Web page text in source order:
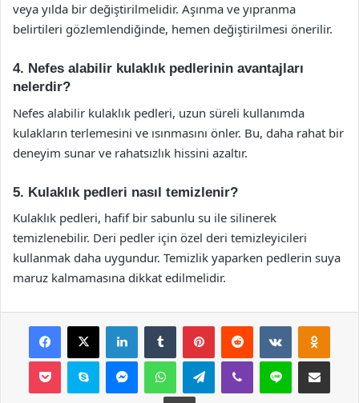
veya yılda bir değiştirilmelidir. Aşınma ve yıpranma
belirtileri gözlemlendiğinde, hemen değiştirilmesi önerilir.
4. Nefes alabilir kulaklık pedlerinin avantajları
nelerdir?
Nefes alabilir kulaklık pedleri, uzun süreli kullanımda
kulakların terlemesini ve ısınmasını önler. Bu, daha rahat bir
deneyim sunar ve rahatsızlık hissini azaltır.
5. Kulaklık pedleri nasıl temizlenir?
Kulaklık pedleri, hafif bir sabunlu su ile silinerek
temizlenebilir. Deri pedler için özel deri temizleyicileri
kullanmak daha uygundur. Temizlik yaparken pedlerin suya
maruz kalmamasına dikkat edilmelidir.
Facebook
X LinkedInTumblr PinterestReddit VKontakte
Pocket Skype MessengerWhatsAppTelegramViber Line E-Posta ile
Yazdır